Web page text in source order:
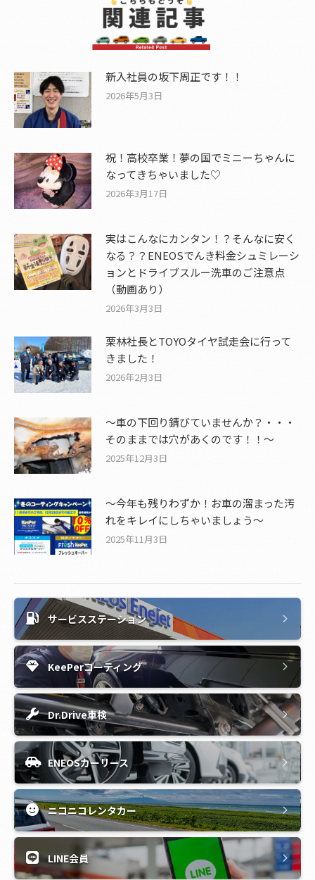
新入社員の坂下周正です！！
2026年5月3日
祝！高校卒業！夢の国でミニーちゃんに
なってきちゃいました♡
2026年3月17日
実はこんなにカンタン！？そんなに安く
なる？？ENEOSでんき料金シュミレーシ
ョンとドライブスルー洗車のご注意点
（動画あり）
2026年3月3日
栗林社長とTOYOタイヤ試走会に行って
きました！
2026年2月3日
～車の下回り錆びていませんか？・・・
そのままでは穴があくのです！！～
2025年12月3日
～今年も残りわずか！お車の溜まった汚
れをキレイにしちゃいましょう～
2025年11月3日
サービスステーション
KeePerコーティング
Dr.Drive車検
ENEOSカーリース
ニコニコレンタカー
LINE会員